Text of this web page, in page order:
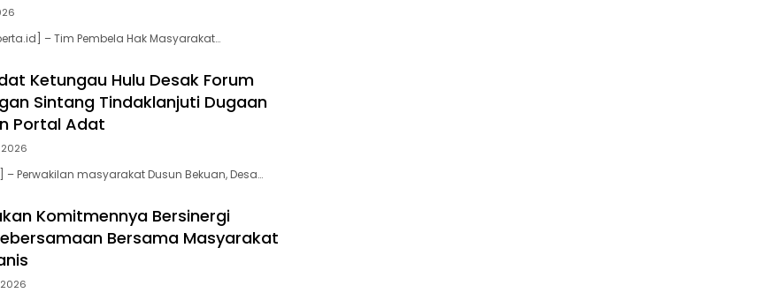
– Tim Pembela Hak Masyarakat…
Ketungau Hulu Desak Forum
Sintang Tindaklanjuti Dugaan
Portal Adat
– Perwakilan masyarakat Dusun Bekuan, Desa…
Komitmennya Bersinergi
Bersama Masyarakat